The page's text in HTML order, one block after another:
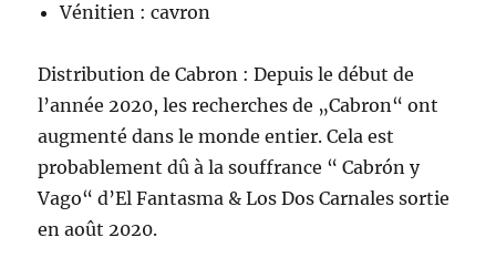
Vénitien : cavron
Distribution de Cabron : Depuis le début de
l’année 2020, les recherches de „Cabron“ ont
augmenté dans le monde entier. Cela est
probablement dû à la souffrance “ Cabrón y
Vago“ d’El Fantasma & Los Dos Carnales sortie
en août 2020.